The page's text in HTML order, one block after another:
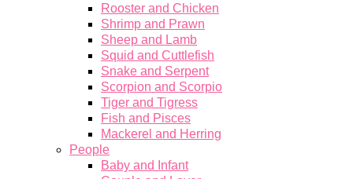
Rooster and Chicken
Shrimp and Prawn
Sheep and Lamb
Squid and Cuttlefish
Snake and Serpent
Scorpion and Scorpio
Tiger and Tigress
Fish and Pisces
Mackerel and Herring
People
Baby and Infant